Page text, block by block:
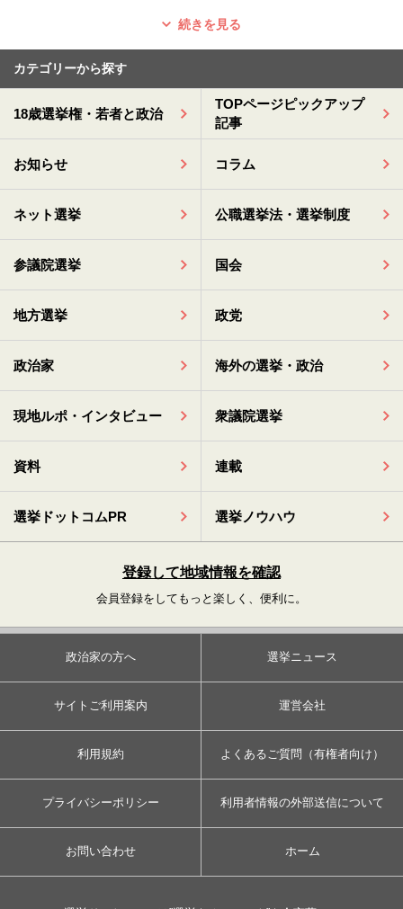
続きを見る
カテゴリーから探す
18歳選挙権・若者と政治
TOPページピックアップ
記事
お知らせ コラム
ネット選挙 公職選挙法・選挙制度
参議院選挙 国会
地方選挙 政党
政治家 海外の選挙・政治
現地ルポ・インタビュー 衆議院選挙
資料 連載
選挙ドットコムPR 選挙ノウハウ
登録して地域情報を確認
会員登録をしてもっと楽しく、便利に。
政治家の方へ 選挙ニュース
サイトご利用案内 運営会社
利用規約 よくあるご質問（有権者向け）
プライバシーポリシー 利用者情報の外部送信について
お問い合わせ ホーム